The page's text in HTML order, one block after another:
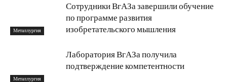
Металлургия
Сотрудники ВгАЗа завершили обучение
по программе развития
изобретательского мышления
Металлургия
Лаборатория ВгАЗа получила
подтверждение компетентности